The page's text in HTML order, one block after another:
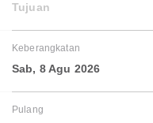
Tujuan
Keberangkatan
Sab, 8 Agu 2026
Pulang